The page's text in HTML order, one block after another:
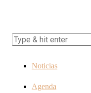
Noticias
Agenda